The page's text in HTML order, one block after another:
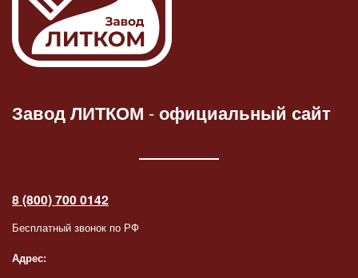
Завод ЛИТКОМ -официальный сайт
8 (800) 700 0142
Бесплатный звонок по РФ
Адрес: